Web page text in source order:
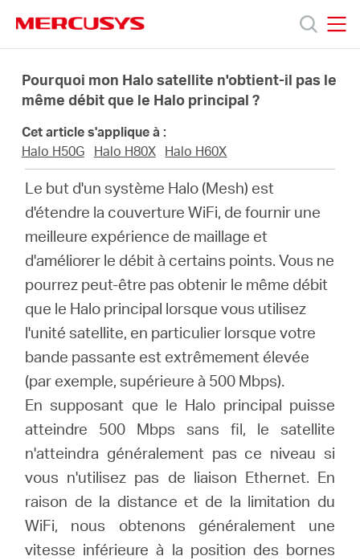
navigation
Produits
propos
Mercusys
Canada
Français
Pourquoi mon Halo satellite n'obtient-il pas le
même débit que le Halo principal ?
Cet article s'applique à :
Halo H50G
Halo H80X Halo H60X
Le but d'un système Halo (Mesh) est
d'étendre la couverture WiFi, de fournir une
meilleure expérience de maillage et
d'améliorer le débit à certains points.Vous ne
pourrez peut-être pas obtenir le même débit
que le Halo principal lorsque vous utilisez
l'unité satellite, en particulier lorsque votre
bande passante est extrêmement élevée
(par exemple, supérieure à 500 Mbps).
En supposant que le Halo principal puisse
atteindre 500 Mbps sans fil, le satellite
n'atteindra généralement pas ce niveau si
vous n'utilisez pas de liaison Ethernet. En
raison de la distance et de la limitation du
WiFi, nous obtenons généralement une
vitesse inférieure à la position des bornes